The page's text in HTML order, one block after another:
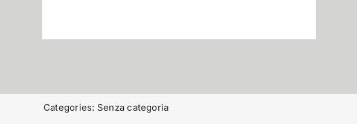
Categories: Senza categoria